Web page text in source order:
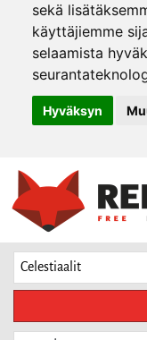
sekä
käyttäjiemme
selaamista
Hyväksyn